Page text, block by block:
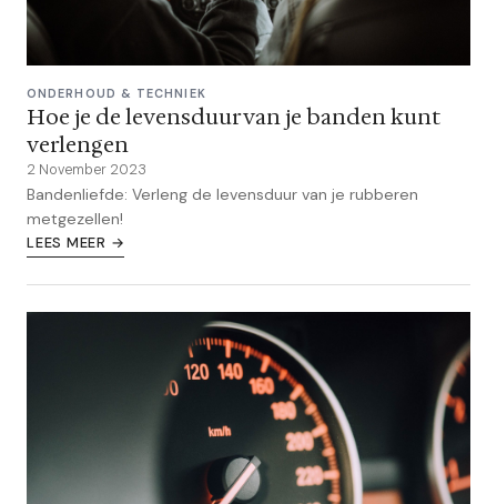
ONDERHOUD & TECHNIEK
Hoe je de levensduur van je banden kunt
verlengen
2 November 2023
Bandenliefde: Verleng de levensduur van je rubberen
metgezellen!
LEES MEER →